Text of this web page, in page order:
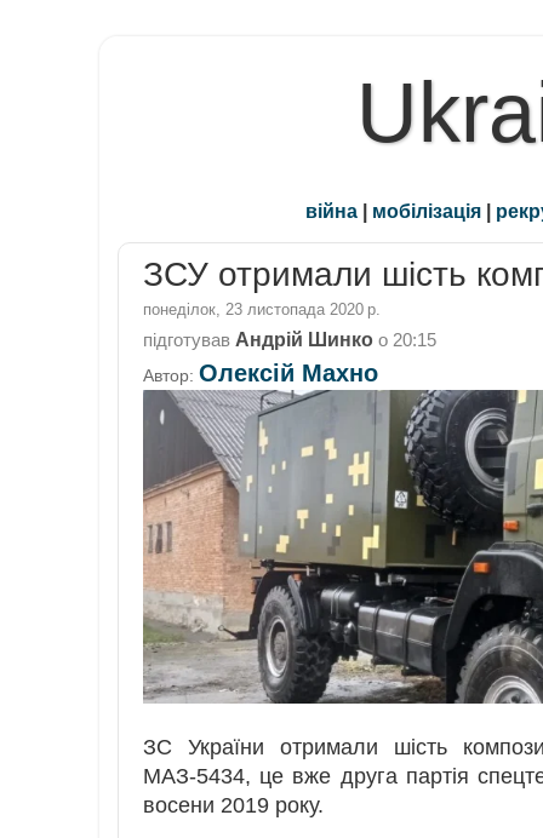
війна | мобілізація |
ЗСУ отримали шість
понеділок, 23 листопада 2020 р.
підготував Андрій Шинко о 20:15
Автор: Олексій Махно
ЗС України отримали шість
МАЗ-5434, це вже друга партія
восени 2019 року.